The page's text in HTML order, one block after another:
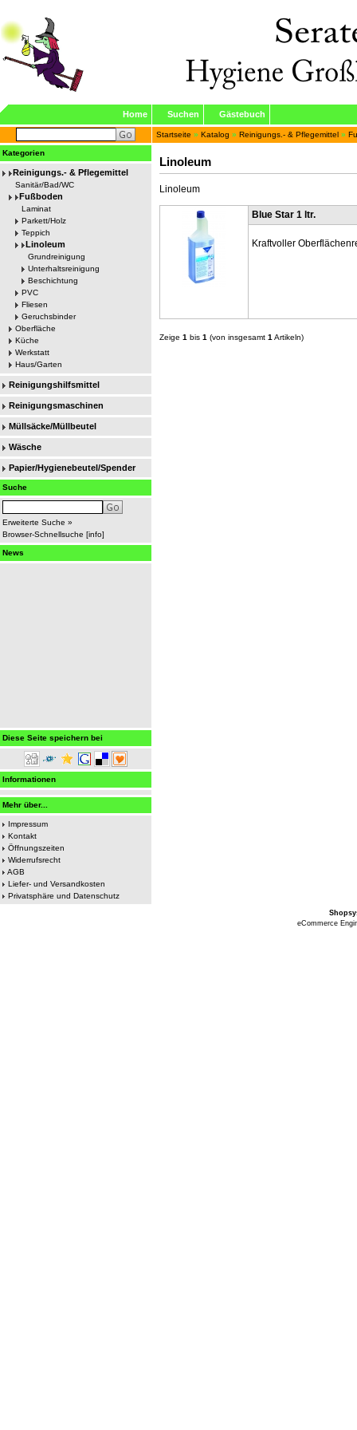
Home Suchen Gästebuch
Startseite » Katalog » Reinigungs.- & Pflegemittel »
Kategorien
Reinigungs.- & Pflegemittel
Sanitär/Bad/WC
Fußboden
Laminat
Parkett/Holz
Teppich
Linoleum
Grundreinigung
Unterhaltsreinigung
Beschichtung
PVC
Fliesen
Geruchsbinder
Oberfläche
Küche
Werkstatt
Haus/Garten
Reinigungshilfsmittel
Reinigungsmaschinen
Müllsäcke/Müllbeutel
Wäsche
Papier/Hygienebeutel/Spender
Suche
Erweiterte Suche »
Browser-Schnellsuche [info]
News
Diese Seite speichern bei
Informationen
Mehr über...
Impressum
Kontakt
Öffnungszeiten
Widerrufsrecht
AGB
Liefer- und Versandkosten
Privatsphäre und Datenschutz
Linoleum
Linoleum
Blue Star 1 ltr.
Kraftvoller
Zeige 1 bis 1 (von insgesamt 1 Artikeln)
eCommerce